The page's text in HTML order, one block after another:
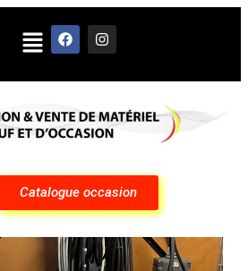
Catalogue occasion